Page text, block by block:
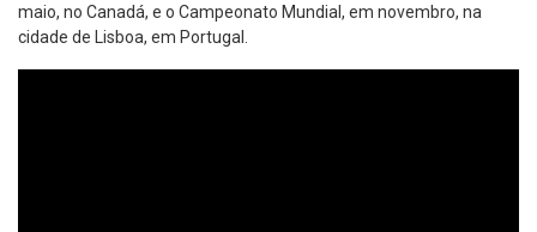
maio, no Canadá, e o Campeonato Mundial, em novembro, na
cidade de Lisboa, em Portugal.